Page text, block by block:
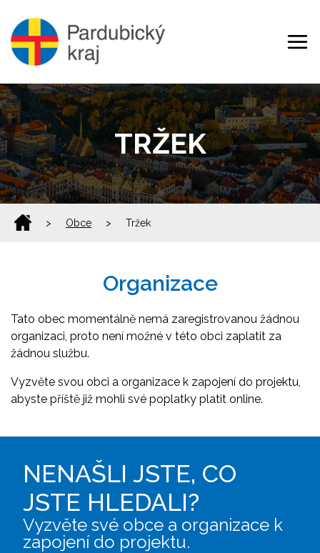
TRŽEK
> Obce > Tržek
Organizace
Tato obec momentálně nemá zaregistrovanou žádnou
organizaci, proto není možné v této obci zaplatit za
žádnou službu.
Vyzvěte svou obci a organizace k zapojení do projektu,
abyste příště již mohli své poplatky platit online.
NENAŠLI JSTE, CO
JSTE HLEDALI?
Vyzvěte své obce a organizace k
zapojení do projektu.